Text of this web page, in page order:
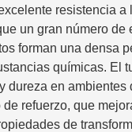
resistencia
un gran número
forman una densa
químicas. El
dureza en
refuerzo, que
de